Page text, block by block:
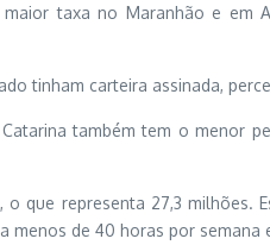
taxa no Maranhão e
tinham carteira assinada,
também tem o menor
que representa 27,3
de 40 horas por semana